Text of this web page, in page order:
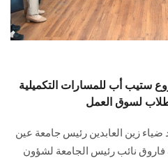
أب للمسارات التكميلية
لسوق العمل
ضياء زين العابدين رئيس جامعة عين
فاروق نائب رئيس الجامعة لشؤون